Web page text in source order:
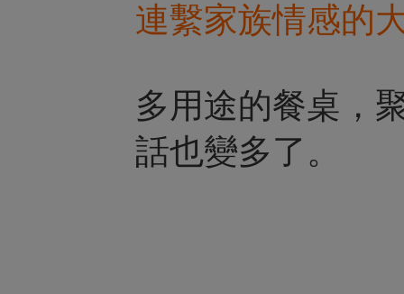
連繫家族情感的
多用途的餐桌，
話也變多了。